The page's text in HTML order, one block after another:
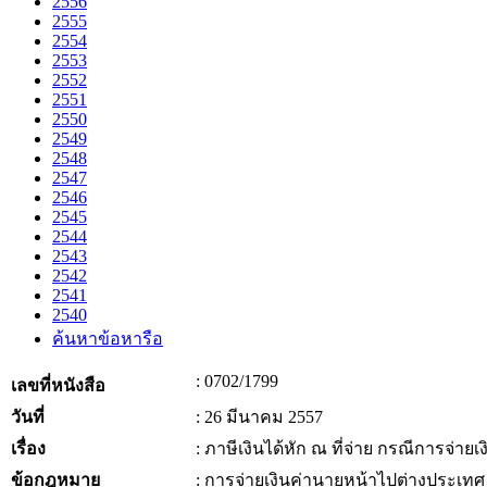
2555
2554
2553
2552
2551
2550
2549
2548
2547
2546
2545
2544
2543
2542
2541
2540
ค้นหาข้อหารือ
เลขที่หนังสือ
: 0702/1799
วันที่
: 26 มีนาคม 2557
เรื่อง
: ภาษีเงินได้หัก ณ ที่จ่าย กรณีการจ่าย
ข้อกฎหมาย
: การจ่ายเงินค่านายหน้าไปต่างประเทศ